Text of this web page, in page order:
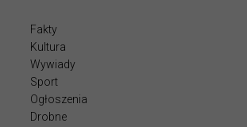
Fakty
Kultura
Wywiady
Sport
Ogłoszenia
Drobne